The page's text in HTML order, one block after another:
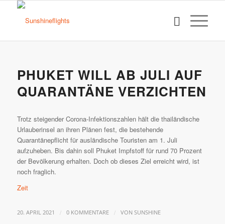
PHUKET WILL AB JULI AUF
QUARANTÄNE VERZICHTEN
Trotz steigender Corona-Infektionszahlen hält die thailändische
Urlauberinsel an ihren Plänen fest, die bestehende
Quarantänepflicht für ausländische Touristen am 1. Juli
aufzuheben. Bis dahin soll Phuket Impfstoff für rund 70 Prozent
der Bevölkerung erhalten. Doch ob dieses Ziel erreicht wird, ist
noch fraglich.
Zeit
20. APRIL 2021 / 0 KOMMENTARE / VON SUNSHINE